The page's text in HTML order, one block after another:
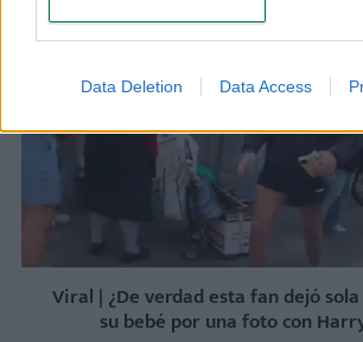
Data Deletion Data Access
Viral | ¿De verdad esta fan dejó
su bebé por una foto con